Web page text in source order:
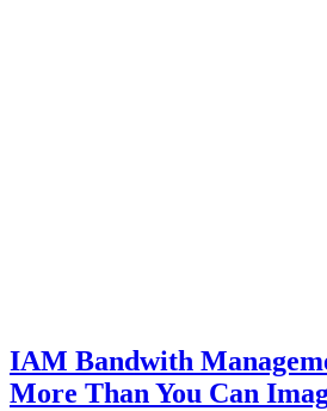
IAM Bandwith
More Than You Can